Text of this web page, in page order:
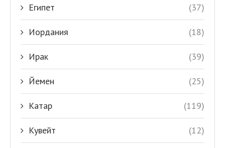
Египет (37)
Иордания (18)
Ирак (39)
Йемен (25)
Катар (119)
Кувейт (12)